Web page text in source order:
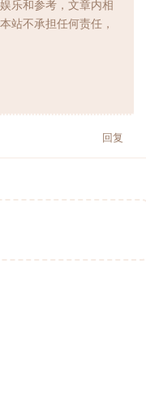
乐和参考，文章内相
站不承担任何责任，
回复